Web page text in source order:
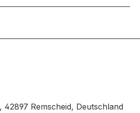
42897 Remscheid, Deutschland